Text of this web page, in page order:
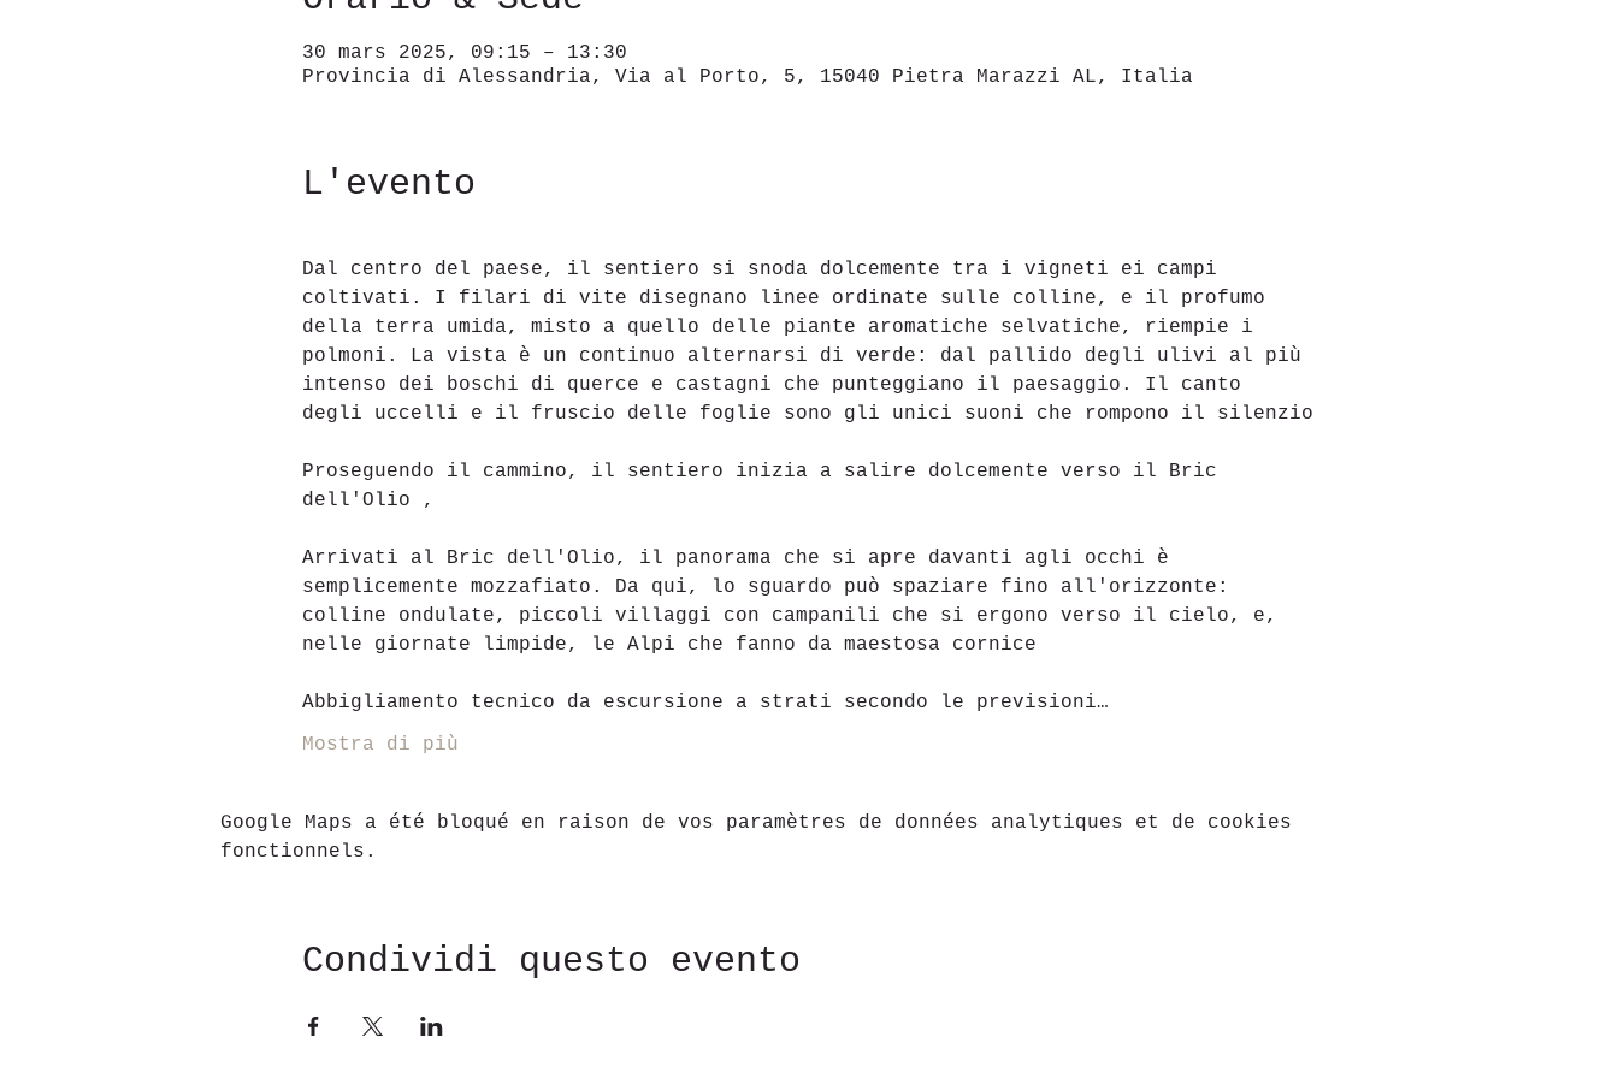
30 mars 2025, 09:15 – 13:30
Provincia di Alessandria, Via al Porto, 5, 15040 Pietra Marazzi AL, Italia
L'evento
Dal centro del paese, il sentiero si snoda dolcemente tra i vigneti ei campi
coltivati. I filari di vite disegnano linee ordinate sulle colline, e il profumo
della terra umida, misto a quello delle piante aromatiche selvatiche, riempie i
polmoni. La vista è un continuo alternarsi di verde: dal pallido degli ulivi al più
intenso dei boschi di querce e castagni che punteggiano il paesaggio. Il canto
degli uccelli e il fruscio delle foglie sono gli unici suoni che rompono il silenzio
Proseguendo il cammino, il sentiero inizia a salire dolcemente verso il Bric
dell'Olio ,
Arrivati ​​al Bric dell'Olio, il panorama che si apre davanti agli occhi è
semplicemente mozzafiato. Da qui, lo sguardo può spaziare fino all'orizzonte:
colline ondulate, piccoli villaggi con campanili che si ergono verso il cielo, e,
nelle giornate limpide, le Alpi che fanno da maestosa cornice
Abbigliamento tecnico da escursione a strati secondo le previsioni…
Mostra di più
Google Maps a été bloqué en raison de vos paramètres de données analytiques et de cookies
fonctionnels.
Condividi questo evento